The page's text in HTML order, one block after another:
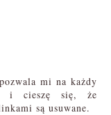
mi na każdy
i cieszę się, że
są usuwane.